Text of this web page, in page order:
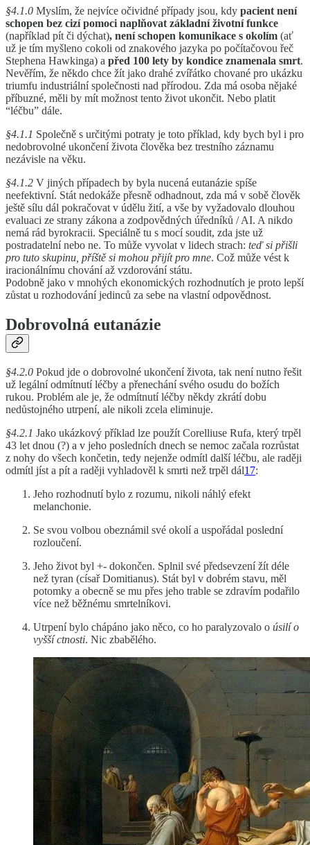
§4.1.0 Myslím, že nejvíce očividné případy jsou, kdy pacient není
schopen bez cizí pomoci naplňovat základní životní funkce
(například pít či dýchat), není schopen komunikace s okolím (ať
už je tím myšleno cokoli od znakového jazyka po počítačovou řeč
Stephena Hawkinga) a před 100 lety by kondice znamenala smrt.
Nevěřím, že někdo chce žít jako drahé zvířátko chované pro ukázku
triumfu industriální společnosti nad přírodou. Zda má osoba nějaké
příbuzné, měli by mít možnost tento život ukončit. Nebo platit
“léčbu” dále.
§4.1.1 Společně s určitými potraty je toto příklad, kdy bych byl i pro
nedobrovolné ukončení života člověka bez trestního záznamu
nezávisle na věku.
§4.1.2 V jiných případech by byla nucená eutanázie spíše
neefektivní. Stát nedokáže přesně odhadnout, zda má v sobě člověk
ještě sílu dál pokračovat v údělu žití, a vše by vyžadovalo dlouhou
evaluaci ze strany zákona a zodpovědných úředníků / AI. A nikdo
nemá rád byrokracii. Speciálně tu s mocí soudit, zda jste už
postradatelní nebo ne. To může vyvolat v lidech strach: teď si přišli
pro tuto skupinu, příště si mohou přijít pro mne. Což může vést k
iracionálnímu chování až vzdorování státu.
Podobně jako v mnohých ekonomických rozhodnutích je proto lepší
zůstat u rozhodování jedinců za sebe na vlastní odpovědnost.
Dobrovolná eutanázie
§4.2.0 Pokud jde o dobrovolné ukončení života, tak není nutno řešit
už legální odmítnutí léčby a přenechání svého osudu do božích
rukou. Problém ale je, že odmítnutí léčby někdy zkrátí dobu
nedůstojného utrpení, ale nikoli zcela eliminuje.
§4.2.1 Jako ukázkový příklad lze použít Corelliuse Rufa, který trpěl
43 let dnou (?) a v jeho posledních dnech se nemoc začala rozrůstat
z nohy do všech končetin, tedy nejenže odmítl další léčbu, ale raději
odmítl jíst a pít a raději vyhladověl k smrti než trpěl dál17:
Jeho rozhodnutí bylo z rozumu, nikoli náhlý efekt
melanchonie.
Se svou volbou obeznámil své okolí a uspořádal poslední
rozloučení.
Jeho život byl +- dokončen. Splnil své předsevzení žít déle
než tyran (císař Domitianus). Stát byl v dobrém stavu, měl
potomky a obecně se mu přes jeho trable se zdravím podařilo
více než běžnému smrtelníkovi.
Utrpení bylo chápáno jako něco, co ho paralyzovalo o úsilí o
vyšší ctnosti. Nic zbabělého.